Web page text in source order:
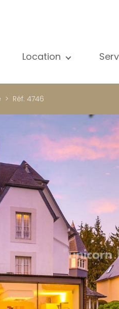
de luxe
de rapport
/ Parking
Location
Propriétés de luxe
International
Bureau
Commerce
Garage / Parking
Réf. 4746